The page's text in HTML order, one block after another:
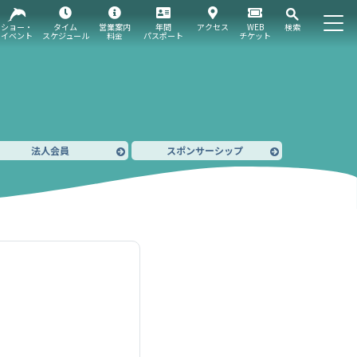
WEB
チケット
検索
ショー・
イベント
タイム
スケジュール
営業案内
料金
年間
パスポート
アクセス
法人会員 スポンサーシップ